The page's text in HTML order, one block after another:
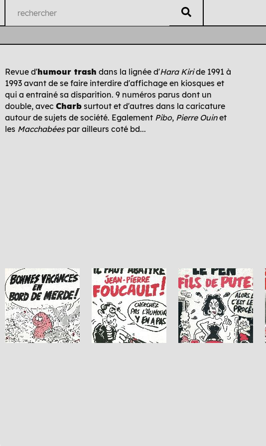
Véritable Listing U
Auteur·es
B
Revue d'humour trash dans la lignée d'Hara Kiride 1991 à
1993 avant de se faire interdire d'affichage en kiosques et
qui a entrainé sa disparition. 9 numéros parus dont un
double, avec Charb surtout et d'autres dans la caricature
autour de sujets de société. Egalement Pibo, Pierre Ouinet
les Macchabéespar ailleurs coté bd...